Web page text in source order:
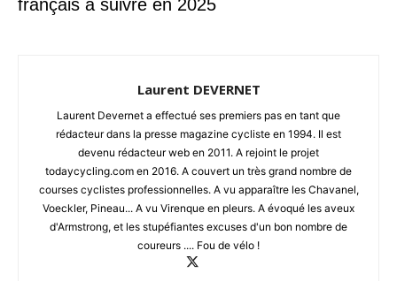
français à suivre en 2025
Laurent DEVERNET
Laurent Devernet a effectué ses premiers pas en tant que
rédacteur dans la presse magazine cycliste en 1994. Il est
devenu rédacteur web en 2011. A rejoint le projet
todaycycling.com en 2016. A couvert un très grand nombre de
courses cyclistes professionnelles. A vu apparaître les Chavanel,
Voeckler, Pineau... A vu Virenque en pleurs. A évoqué les aveux
d'Armstrong, et les stupéfiantes excuses d'un bon nombre de
coureurs .... Fou de vélo !